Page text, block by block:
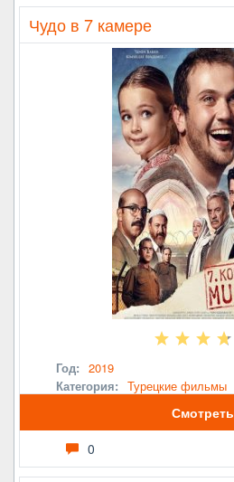
Чудо в 7 камере
Год: 2019
Категория: Турецкие фильмы
Смотреть
0